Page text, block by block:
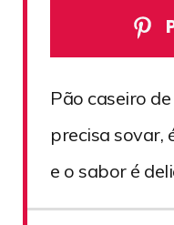
Pão caseiro
precisa sovar,
e o sabor é